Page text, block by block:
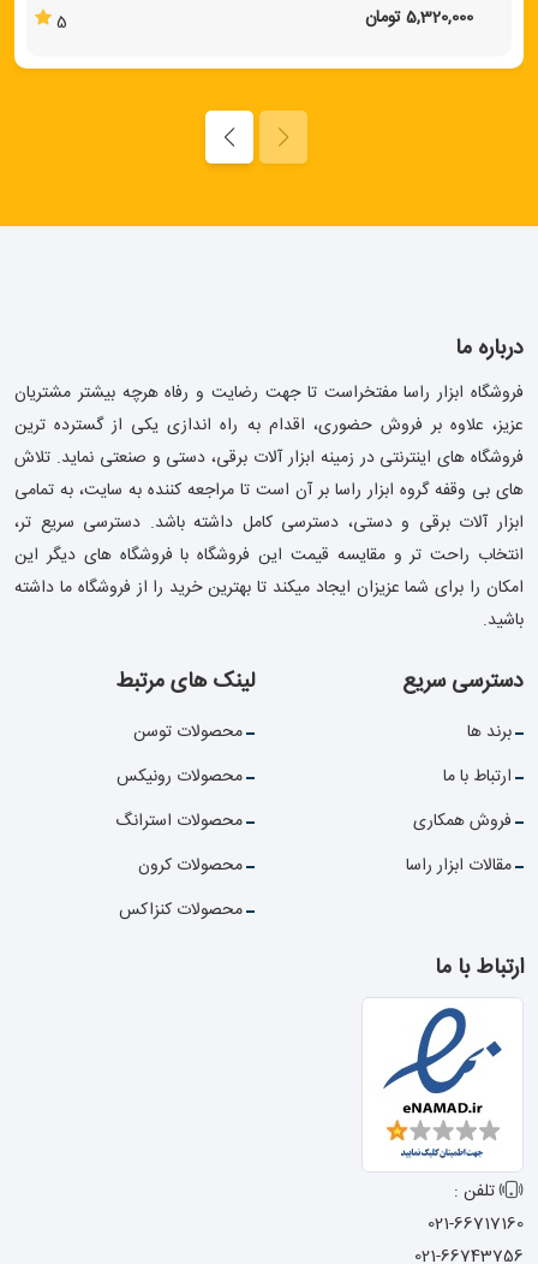
5,320,000 تومان 5
درباره ما
فروشگاه ابزار راسا مفتخراست تا جهت رضایت و رفاه هرچه بیشتر مشتریان
عزیز، علاوه بر فروش حضوری، اقدام به راه اندازی یکی از گسترده ترین
فروشگاه های اینترنتی در زمینه ابزار آلات برقی، دستی و صنعتی نماید. تلاش
های بی وقفه گروه ابزار راسا بر آن است تا مراجعه کننده به سایت، به تمامی
ابزار آلات برقی و دستی، دسترسی کامل داشته باشد. دسترسی سریع تر،
انتخاب راحت تر و مقایسه قیمت این فروشگاه با فروشگاه های دیگر این
امکان را برای شما عزیزان ایجاد میکند تا بهترین خرید را از فروشگاه ما داشته
باشید.
دسترسی سریع
برند ها
ارتباط با ما
فروش همکاری
مقالات ابزار راسا
لینک های مرتبط
محصولات توسن
محصولات رونیکس
محصولات استرانگ
محصولات کرون
محصولات کنزاکس
ارتباط با ما
تلفن :
021-66717160
021-66743756